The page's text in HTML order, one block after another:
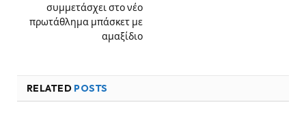
συμμετάσχει στο νέο
πρωτάθλημα μπάσκετ με
αμαξίδιο
RELATED POSTS